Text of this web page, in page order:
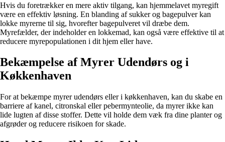
Hvis du foretrækker en mere aktiv tilgang, kan hjemmelavet myregift
være en effektiv løsning. En blanding af sukker og bagepulver kan
lokke myrerne til sig, hvorefter bagepulveret vil dræbe dem.
Myrefælder, der indeholder en lokkemad, kan også være effektive til at
reducere myrepopulationen i dit hjem eller have.
Bekæmpelse af Myrer Udendørs og i
Køkkenhaven
For at bekæmpe myrer udendørs eller i køkkenhaven, kan du skabe en
barriere af kanel, citronskal eller pebermynteolie, da myrer ikke kan
lide lugten af disse stoffer. Dette vil holde dem væk fra dine planter og
afgrøder og reducere risikoen for skade.